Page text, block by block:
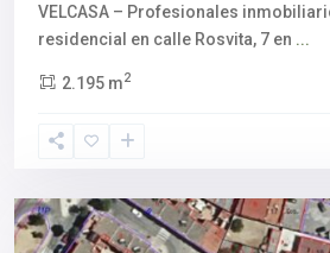
VELCASA – Profesionales
residencial en calle Rosvita, 7 en ...
2.195 m2
Aljarafe,
del
Sevilla